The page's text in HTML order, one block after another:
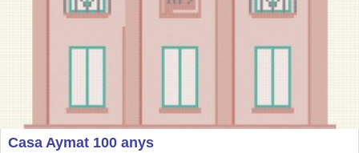
Casa Aymat 100 anys